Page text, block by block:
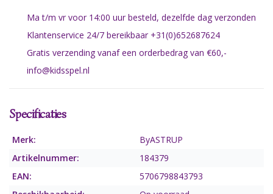
Ma t/m vr voor 14:00 uur besteld, dezelfde dag verzonden
Klantenservice 24/7 bereikbaar +31(0)652687624
Gratis verzending vanaf een orderbedrag van €60,-
info@kidsspel.nl
Specificaties
Merk:
ByASTRUP
Artikelnummer:
184379
EAN:
5706798843793